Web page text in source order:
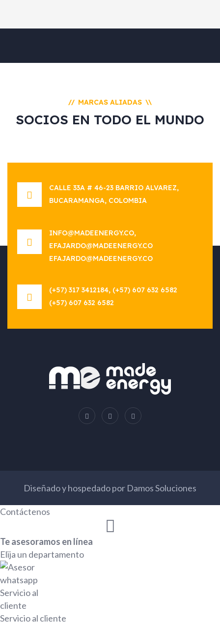
// \\
MARCAS ALIADAS
SOCIOS EN TODO EL MUNDO
CALLE 33A # 46-23 BARRIO ALVAREZ,
BUCARAMANGA, COLOMBIA
INFO@MADEENERGY.CO,
EFAJARDO@MADEENERGY.CO
EFAJARDO@MADEENERGY.CO
(+57) 317 3412184, (+57) 607 632 6582
(+57) 607 632 6582
Diseñado y hospedado por Damos Soluciones
Contáctenos
Te asesoramos en línea
Elija un departamento
Servicio al cliente